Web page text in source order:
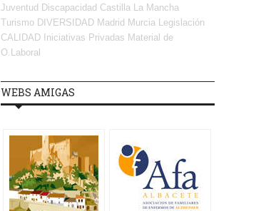
Juventud Discapacidad Castilla La Mancha
Turismo DIVERSIDAD Madrid Murcia
Legislación
CALIDAD Iniciativas Privadas Material de
O.Laboral
WEBS AMIGAS